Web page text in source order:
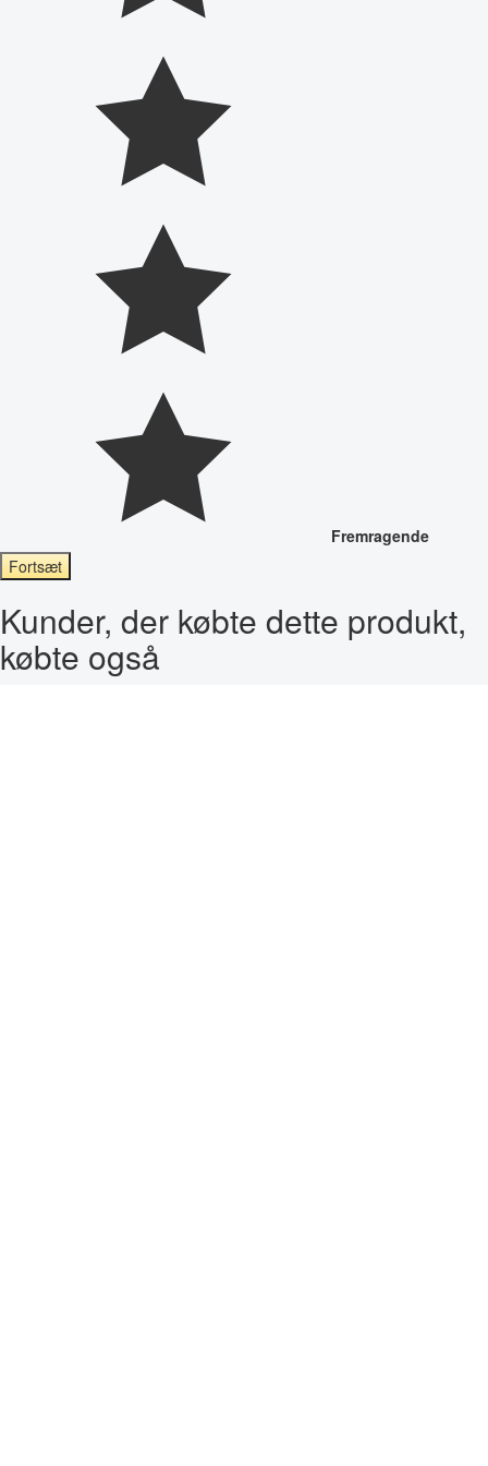
Fremragende
Fortsæt
Kunder, der købte dette produkt,
købte også